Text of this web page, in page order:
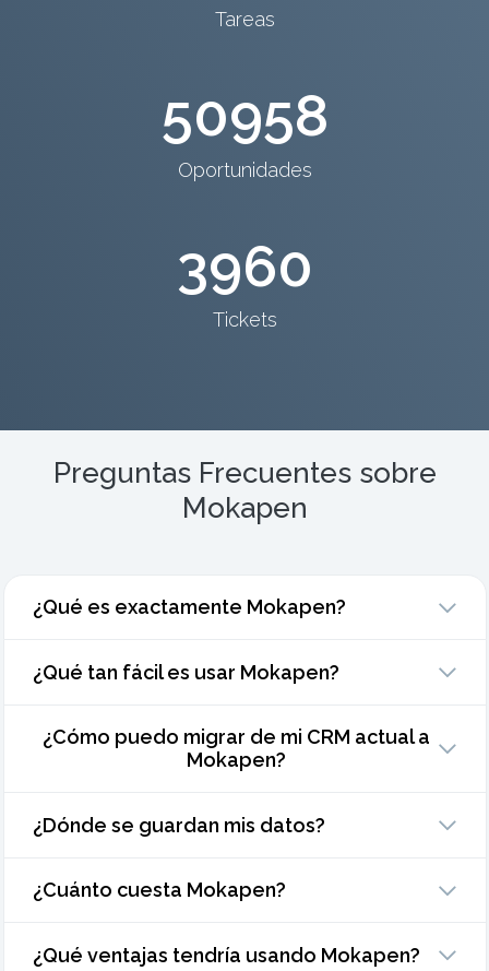
Tareas
50958
Oportunidades
3960
Tickets
Preguntas Frecuentes sobre
Mokapen
¿Qué es exactamente Mokapen?
¿Qué tan fácil es usar Mokapen?
¿Cómo puedo migrar de mi CRM actual a
Mokapen?
¿Dónde se guardan mis datos?
¿Cuánto cuesta Mokapen?
¿Qué ventajas tendría usando Mokapen?